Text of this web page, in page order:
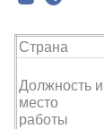
Страна
Должность и
место
работы